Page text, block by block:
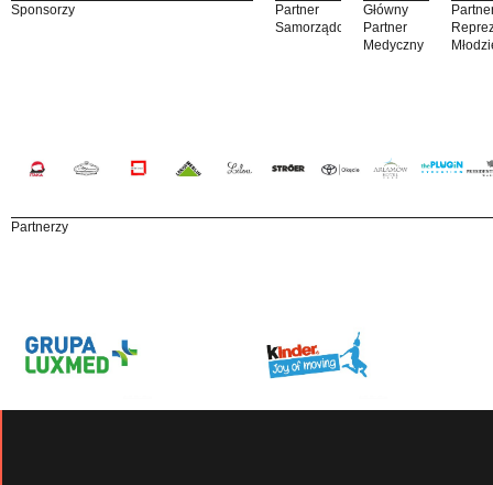
Sponsorzy
Partner
Samorządowy
Główny
Partner
Medyczny
Partnerzy